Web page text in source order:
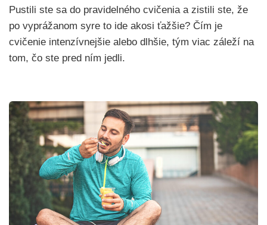
Pustili ste sa do pravidelného cvičenia a zistili ste, že
po vyprážanom syre to ide akosi ťažšie? Čím je
cvičenie intenzívnejšie alebo dlhšie, tým viac záleží na
tom, čo ste pred ním jedli.